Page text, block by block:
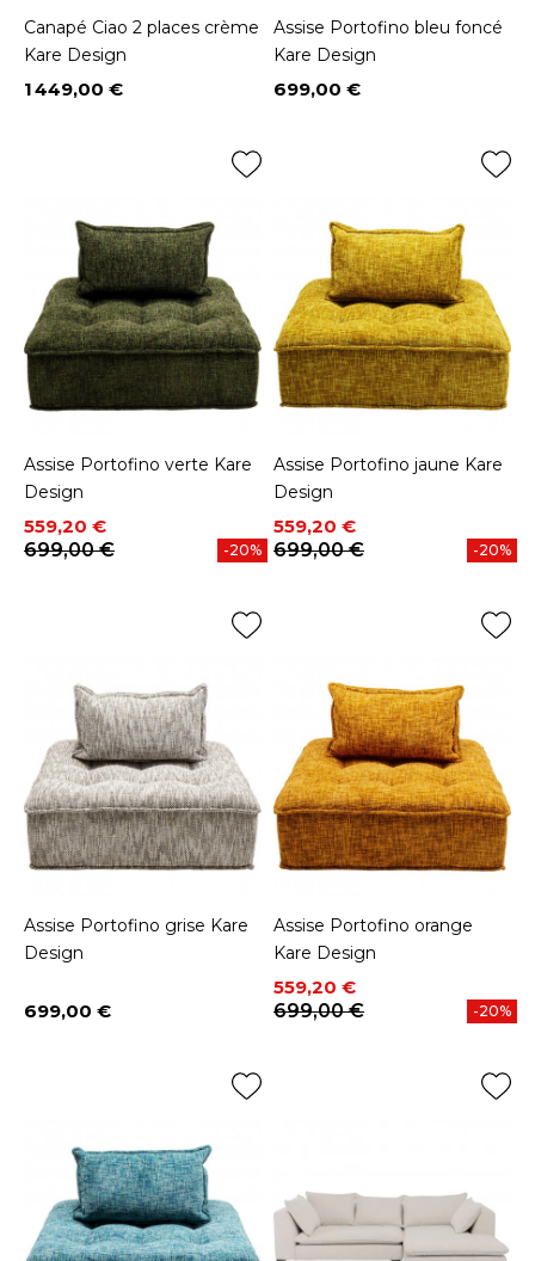
Canapé Ciao 2 places crème
Kare Design
Prix
1 449,00 €
Assise Portofino bleu foncé
Kare Design
Prix
699,00 €
Assise Portofino verte Kare
Design
Prix
559,20 €
Prix de base
699,00 €
-20%
Assise Portofino jaune Kare
Design
Prix
559,20 €
Prix de base
699,00 €
-20%
Assise Portofino grise Kare
Design
Prix
699,00 €
Assise Portofino orange
Kare Design
Prix
559,20 €
Prix de base
699,00 €
-20%